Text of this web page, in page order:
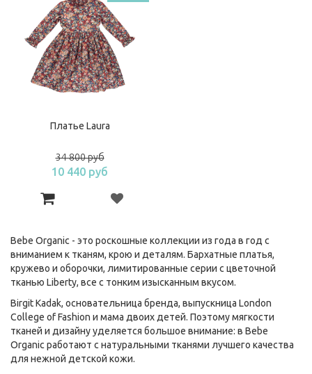
Платье Laura
34 800 руб
10 440 руб
Bebe Organic - это роскошные коллекции из года в год с
вниманием к тканям, крою и деталям. Бархатные платья,
кружево и оборочки, лимитированные серии с цветочной
тканью Liberty, все с тонким изысканным вкусом.
Birgit Kadak, основательница бренда, выпускница London
College of Fashion и мама двоих детей. Поэтому мягкости
тканей и дизайну уделяется большое внимание: в Bebe
Organic работают с натуральными тканями лучшего качества
для нежной детской кожи.